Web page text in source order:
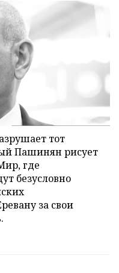
тот
Пашинян рисует
где
безусловно
за свои